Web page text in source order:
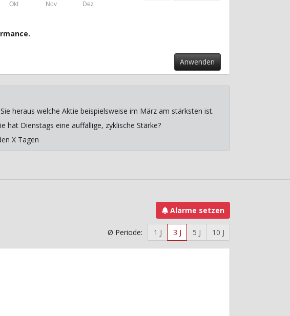
Okt Nov Dez
heraus welche Aktie beispielsweise im März am stärksten ist.
hat Dienstags eine auffällige, zyklische Stärke?
X Tagen
Alarme setzen
Ø Periode: 1 J 3 J 5 J 10 J